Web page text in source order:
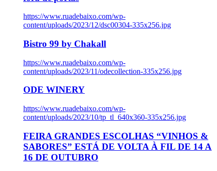
https://www.ruadebaixo.com/wp-
content/uploads/2023/12/dsc00304-335x256.jpg
Bistro 99 by Chakall
https://www.ruadebaixo.com/wp-
content/uploads/2023/11/odecollection-335x256.jpg
ODE WINERY
https://www.ruadebaixo.com/wp-
content/uploads/2023/10/tp_tl_640x360-335x256.jpg
FEIRA GRANDES ESCOLHAS “VINHOS &
SABORES” ESTÁ DE VOLTA À FIL DE 14 A
16 DE OUTUBRO